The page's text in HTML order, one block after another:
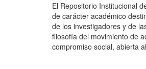
El Repositorio Institucional
de carácter académico
de los investigadores y de
filosofía del movimiento de
compromiso social, abierta